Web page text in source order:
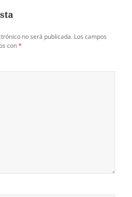
no será publicada. Los campos
con*